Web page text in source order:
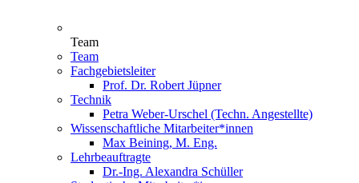
Team
Team
Fachgebietsleiter
Prof. Dr. Robert Jüpner
Technik
Petra Weber-Urschel (Techn. Angestellte)
Wissenschaftliche Mitarbeiter*innen
Max Beining, M. Eng.
Lehrbeauftragte
Dr.-Ing. Alexandra Schüller